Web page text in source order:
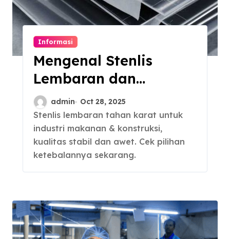
Informasi
Mengenal Stenlis
Lembaran dan
Komposisinya
admin Oct 28, 2025
Stenlis lembaran tahan karat untuk
industri makanan & konstruksi,
kualitas stabil dan awet. Cek pilihan
ketebalannya sekarang.